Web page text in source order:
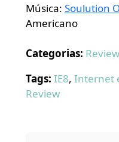
Música: Soulution
Americano
Categorias: Review
Tags: IE8, Internet
Review